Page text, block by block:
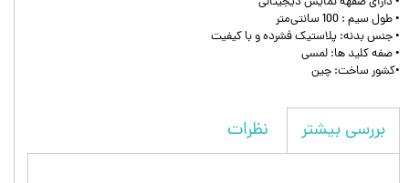
• طول سیم : 100 سانتی‌متر
• جنس بدنه: پلاستیک فشرده و با کیفیت
• صفه کلید ها: لمسی
•کشور ساخت: چین
بررسی بیشتر نظرات